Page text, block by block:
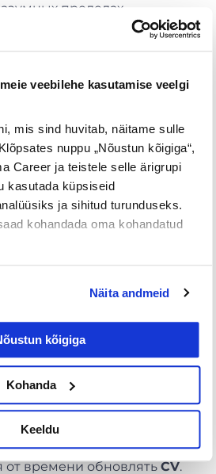
veebilehe kasutamise veelgi
mis sind huvitab, näitame sulle
nuppu „Nõustun kõigiga“,
Career ja teistele selle ärigrupi
kasutada küpsiseid
ja sihitud turunduseks.
kohandada oma kohandatud
Näita andmeid
kõigiga
Kohanda
Keeldu
пределах.
это самоанализ, понимание
Если они у вас есть,
, – добавляет специалист.
CV
даже если вы не
работу.
должны быть
работой. АктивноеCV
выявить проблемы и понять
Раин Уусен. В таком
от времени обновлятьCV.